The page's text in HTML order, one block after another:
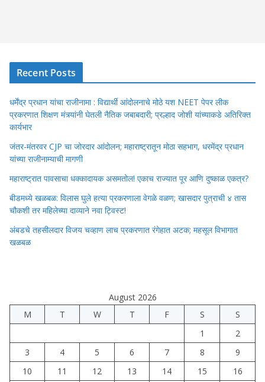
Recent Posts
धर्मेंद्र प्रधान यांचा राजीनामा : विद्यार्थी आंदोलनाचे मोठे यश NEET पेपर लीक
प्रकरणात शिक्षण मंत्र्यांनी घेतली नैतिक जबाबदारी; प्रल्हाद जोशी यांच्याकडे अतिरिक्त
कार्यभार
जंतर-मंतरवर CJP चा जोरदार आंदोलन; महाराष्ट्रातून मोठा सहभाग, धरमेंद्र प्रधान
यांच्या राजीनाम्याची मागणी
महाराष्ट्रात पावसाचा धक्कादायक असमतोल! एकाच राज्यात पूर आणि दुष्काळ एकत्र?
बीडमध्ये खळबळ: विलास घुले हत्या प्रकरणाला वेगळे वळण; खासदार पुत्राची ४ तास
चौकशी तर महिलेच्या दाव्याने नवा ट्विस्ट!
अंबडचे तहसीलदार विजय चव्हाण लाच प्रकरणात रंगेहात अटक; महसूल विभागात
खळबळ
August 2026
M
T W T F S
S
1
2
3
4 5 6 7 8
9
10
11 12 13 14 15
16